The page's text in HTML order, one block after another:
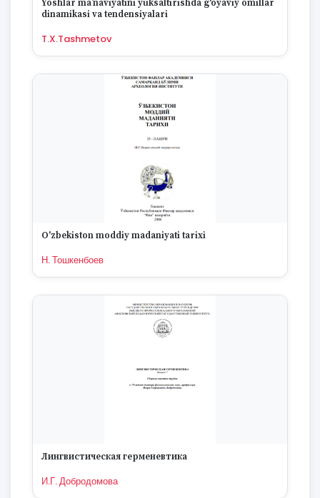
Yoshlar ma’naviyatini yuksaltirishda g‘oyaviy omillar
dinamikasi va tendensiyalari
T.X.Tashmetov
O'zbekiston moddiy madaniyati tarixi
Н. Тошкенбоев
Лингвистическая герменевтика
И.Г. Добродомова